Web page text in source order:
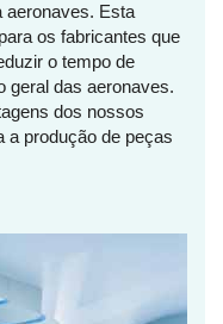
aeronaves. Esta
os fabricantes que
o tempo de
geral das aeronaves.
dos nossos
a produção de peças